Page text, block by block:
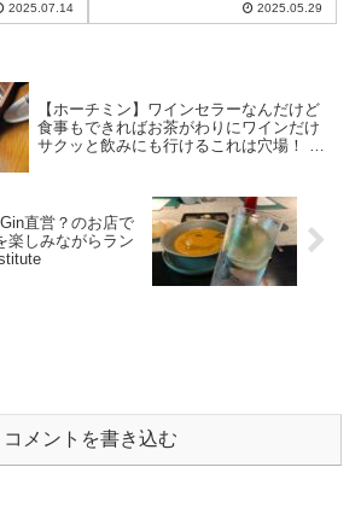
2025.07.14
Nhip Songシリーズ
2025.05.29
【ホーチミン】ワインセラーなんだけど
食事もできればお茶がわりにワインだけ
サクッと飲みにも行けるこれは穴場！ ~
直営？のお店で
楽しみながらラン
コメントを書き込む